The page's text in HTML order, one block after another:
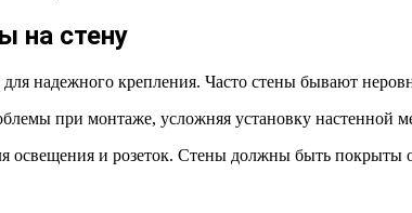
на стену
надежного крепления. Часто стены бывают
при монтаже, усложняя установку настенной
освещения и розеток. Стены должны быть